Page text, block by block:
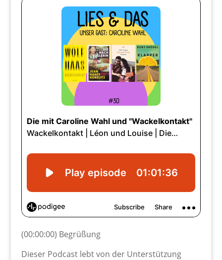
(00:00:00) Begrüßung
Dieser Podcast lebt von der Unterstützung